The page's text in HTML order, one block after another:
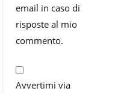
email in caso di
risposte al mio
commento.
Avvertimi via